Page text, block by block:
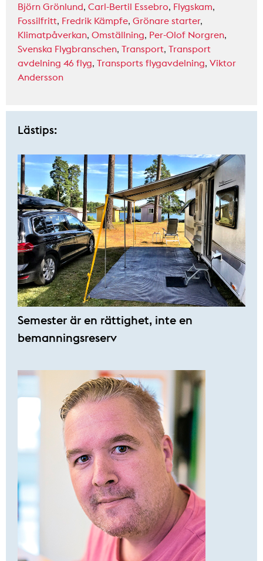
Björn Grönlund, Carl-Bertil Essebro, Flygskam,
Fossilfritt, Fredrik Kämpfe, Grönare starter,
Klimatpåverkan, Omställning, Per-Olof Norgren,
Svenska Flygbranschen, Transport, Transport
avdelning 46 flyg, Transports flygavdelning, Viktor
Andersson
Lästips:
Semester är en rättighet, inte en
bemanningsreserv